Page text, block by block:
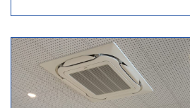
について
当社は、当社が保有する個人情
個人情報保護関連法令及び規範
方針は、日本国の法律、その他
す。本方針は当社の個人情報の